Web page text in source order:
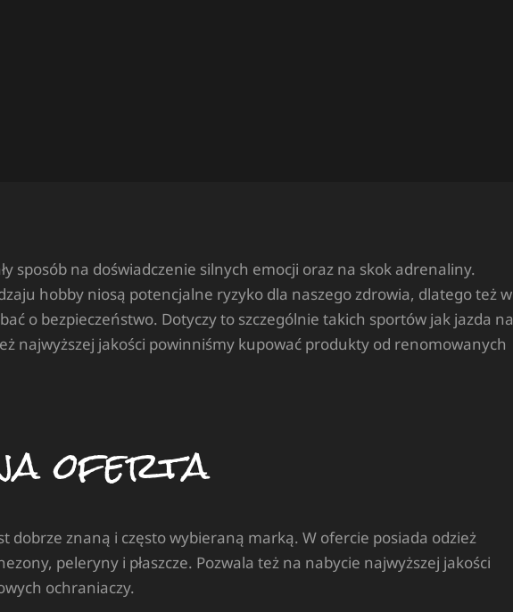
sposób na doświadczenie silnych emocji oraz na skok adrenaliny.
hobby niosą potencjalne ryzyko dla naszego zdrowia, dlatego też w
o bezpieczeństwo. Dotyczy to szczególnie takich sportów jak jazda na
najwyższej jakości powinniśmy kupować produkty od renomowanych
oferta
dobrze znaną i często wybieraną marką. W ofercie posiada odzież
peleryny i płaszcze. Pozwala też na nabycie najwyższej jakości
ochraniaczy.